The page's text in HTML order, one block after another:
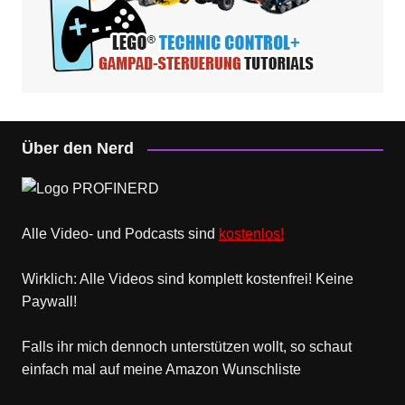
Über den Nerd
Alle Video- und Podcasts sind kostenlos!
Wirklich: Alle Videos sind komplett kostenfrei! Keine
Paywall!
Falls ihr mich dennoch unterstützen wollt, so schaut
einfach mal auf meine Amazon Wunschliste